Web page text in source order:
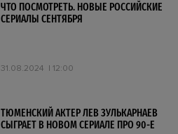
ЧТО ПОСМОТРЕТЬ. НОВЫЕ РОССИЙСКИЕ
СЕРИАЛЫ СЕНТЯБРЯ
31.08.2024 12:00
ТЮМЕНСКИЙ АКТЕР ЛЕВ ЗУЛЬКАРНАЕВ
СЫГРАЕТ В НОВОМ СЕРИАЛЕ ПРО 90-Е